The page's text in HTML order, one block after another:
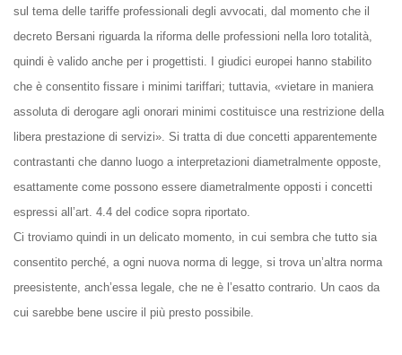
sul tema delle tariffe professionali degli avvocati, dal momento che il
decreto Bersani riguarda la riforma delle professioni nella loro totalità,
quindi è valido anche per i progettisti. I giudici europei hanno stabilito
che è consentito fissare i minimi tariffari; tuttavia, «vietare in maniera
assoluta di derogare agli onorari minimi costituisce una restrizione della
libera prestazione di servizi». Si tratta di due concetti apparentemente
contrastanti che danno luogo a interpretazioni diametralmente opposte,
esattamente come possono essere diametralmente opposti i concetti
espressi all’art. 4.4 del codice sopra riportato.
Ci troviamo quindi in un delicato momento, in cui sembra che tutto sia
consentito perché, a ogni nuova norma di legge, si trova un’altra norma
preesistente, anch’essa legale, che ne è l’esatto contrario. Un caos da
cui sarebbe bene uscire il più presto possibile.